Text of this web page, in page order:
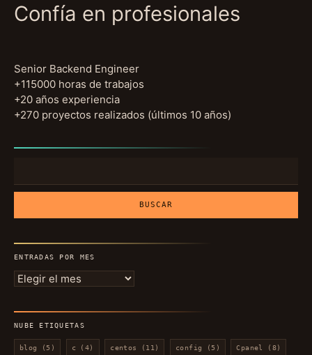
Confía en profesionales
Senior Backend Engineer
+115000 horas de trabajos
+20 años experiencia
+270 proyectos realizados (últimos 10 años)
ENTRADAS POR MES
Entradas
mes
NUBE ETIQUETAS
blog (5) c (4) centos (11) config (5) Cpanel (8)